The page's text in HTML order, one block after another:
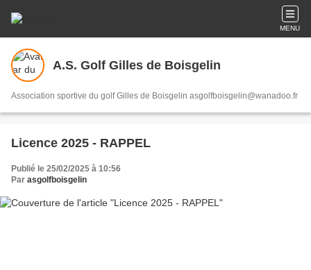
MENU
A.S. Golf Gilles de Boisgelin
Association sportive du golf Gilles de Boisgelin asgolfboisgelin@wanadoo.fr
Licence 2025 - RAPPEL
Publié le 25/02/2025 à 10:56
Par asgolfboisgelin